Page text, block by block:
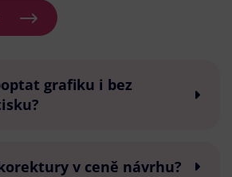
grafiku i bez
v ceně návrhu?